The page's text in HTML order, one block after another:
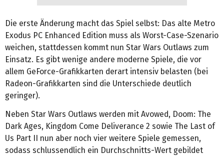
Die erste Änderung macht das Spiel selbst: Das alte Metro
Exodus PC Enhanced Edition muss als Worst-Case-Szenario
weichen, stattdessen kommt nun Star Wars Outlaws zum
Einsatz. Es gibt wenige andere moderne Spiele, die vor
allem GeForce-Grafikkarten derart intensiv belasten (bei
Radeon-Grafikkarten sind die Unterschiede deutlich
geringer).
Neben Star Wars Outlaws werden mit Avowed, Doom: The
Dark Ages, Kingdom Come Deliverance 2 sowie The Last of
Us Part II nun aber noch vier weitere Spiele gemessen,
sodass schlussendlich ein Durchschnitts-Wert gebildet